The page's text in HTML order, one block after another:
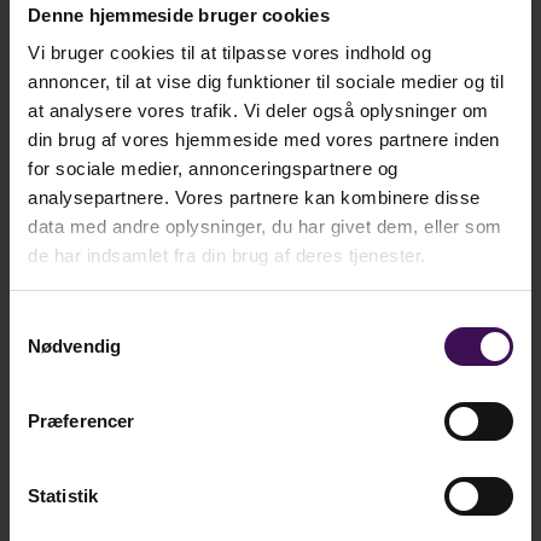
Denne hjemmeside bruger cookies
Vi bruger cookies til at tilpasse vores indhold og
annoncer, til at vise dig funktioner til sociale medier og til
at analysere vores trafik. Vi deler også oplysninger om
din brug af vores hjemmeside med vores partnere inden
for sociale medier, annonceringspartnere og
analysepartnere. Vores partnere kan kombinere disse
data med andre oplysninger, du har givet dem, eller som
de har indsamlet fra din brug af deres tjenester.
Nødvendig
Præferencer
Statistik
E-bog kr. 265,25
Ekskl. moms
kr.314,25
ekskl. moms
kr.392,81
inkl. moms